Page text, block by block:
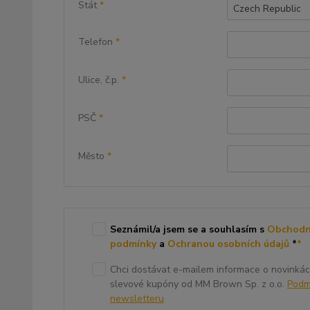
Stát * Czech Republic
Telefon *
Ulice, č.p. *
PSČ *
Město *
Seznámil/a jsem se a souhlasím s
podmínkya Ochranou osobních údajů **
Chci dostávat e-mailem informace o
slevové kupóny od MM Brown Sp. z o.o.
newsletteru